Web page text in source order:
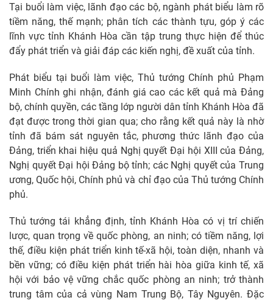
Tại buổi làm việc, lãnh đạo các bộ, ngành phát biểu làm rõ
tiềm năng, thế mạnh; phân tích các thành tựu, góp ý các
lĩnh vực tỉnh Khánh Hòa cần tập trung thực hiện để thúc
đẩy phát triển và giải đáp các kiến nghị, đề xuất của tỉnh.
Phát biểu tại buổi làm việc, Thủ tướng Chính phủ Phạm
Minh Chính ghi nhận, đánh giá cao các kết quả mà Đảng
bộ, chính quyền, các tầng lớp người dân tỉnh Khánh Hòa đã
đạt được trong thời gian qua; cho rằng kết quả này là nhờ
tỉnh đã bám sát nguyên tắc, phương thức lãnh đạo của
Đảng, triển khai hiệu quả Nghị quyết Đại hội XIII của Đảng,
Nghị quyết Đại hội Đảng bộ tỉnh; các Nghị quyết của Trung
ương, Quốc hội, Chính phủ và chỉ đạo của Thủ tướng Chính
phủ.
Thủ tướng tái khẳng định, tỉnh Khánh Hòa có vị trí chiến
lược, quan trọng về quốc phòng, an ninh; có tiềm năng, lợi
thế, điều kiện phát triển kinh tế-xã hội, toàn diện, nhanh và
bền vững; có điều kiện phát triển hài hòa giữa kinh tế, xã
hội với bảo vệ vững chắc quốc phòng an ninh; trở thành
trung tâm của cả vùng Nam Trung Bộ, Tây Nguyên. Đặc